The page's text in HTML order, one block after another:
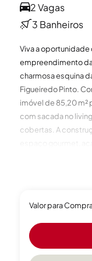
2 Vagas
3 Banheiros
Viva a oportunidade
empreendimento
charmosa esquina
Figueiredo Pinto.
imóvel de 85,20 m²
com sacada no
cobertas. A
Preço e
Valor para